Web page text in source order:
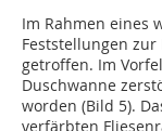
Im Rahmen eines
Feststellungen
getroffen. Im
Duschwanne
worden (Bild 5).
verfärbten